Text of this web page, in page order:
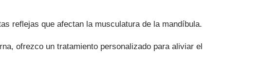
reflejas que afectan la musculatura de la mandíbula.
ofrezco un tratamiento personalizado para aliviar el